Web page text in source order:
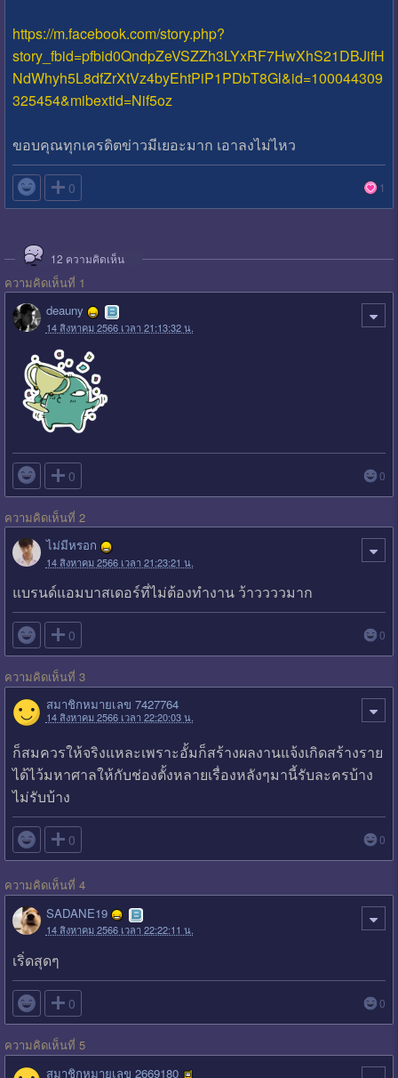
https://m.facebook.com/story.php?
story_fbid=pfbid0QndpZeVSZZh3LYxRF7HwXhS21DBJifH
NdWhyh5L8dfZrXtVz4byEhtPiP1PDbT8Gl&id=100044309
325454&mibextid=Nif5oz
ขอบคุณทุกเครดิตข่าวมีเยอะมาก เอาลงไม่ไหว
 0 1
12 ความคิดเห็น
ความคิดเห็นที่ 1
deauny
14 สิงหาคม 2566 เวลา 21:13:32 น.
 0 0
ความคิดเห็นที่ 2
ไม่มีหรอก
14 สิงหาคม 2566 เวลา 21:23:21 น.
แบรนด์แอมบาสเดอร์ที่ไม่ต้องทำงาน ว้าววววมาก
 0 0
ความคิดเห็นที่ 3
สมาชิกหมายเลข 7427764
14 สิงหาคม 2566 เวลา 22:20:03 น.
ก็สมควรให้จริงแหละเพราะอั้มก็สร้างผลงานแจ้งเกิดสร้างราย
ได้ไว้มหาศาลให้กับช่องตั้งหลายเรื่องหลังๆมานี้รับละครบ้าง
ไม่รับบ้าง
 0 0
ความคิดเห็นที่ 4
SADANE19
14 สิงหาคม 2566 เวลา 22:22:11 น.
เริ่ดสุดๆ
 0 0
ความคิดเห็นที่ 5
สมาชิกหมายเลข 2669180